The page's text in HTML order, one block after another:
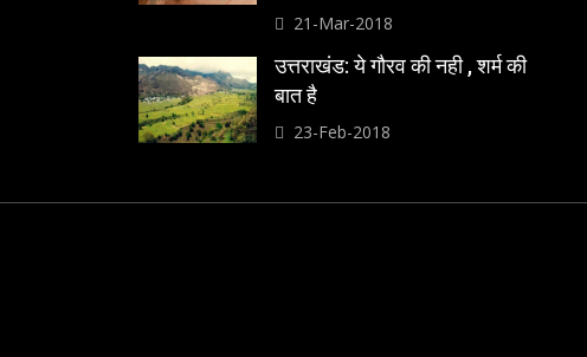
21-Mar-2018
उत्तराखंड: ये गौरव की नही , शर्म की
बात है
23-Feb-2018